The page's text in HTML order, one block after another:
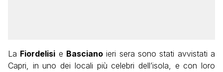
La Fiordelisi e Basciano ieri sera sono stati avvistati a
Capri, in uno dei locali più celebri dell’isola, e con loro